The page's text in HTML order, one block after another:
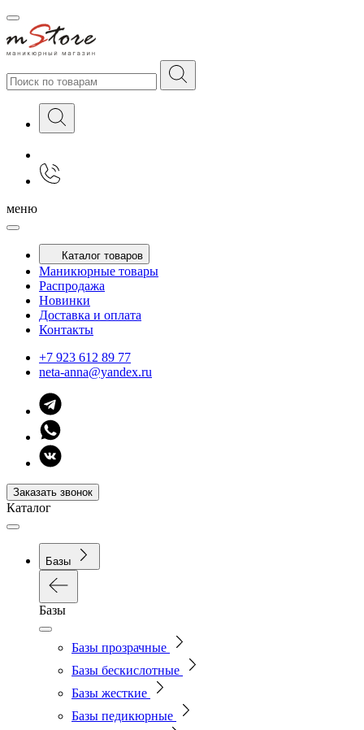
меню
Каталог товаров
Маникюрные товары
Распродажа
Новинки
Доставка и оплата
Контакты
+7 923 612 89 77
neta-anna@yandex.ru
Заказать звонок
Каталог
Базы
Базы
Базы прозрачные
Базы бескислотные
Базы жесткие
Базы педикюрные